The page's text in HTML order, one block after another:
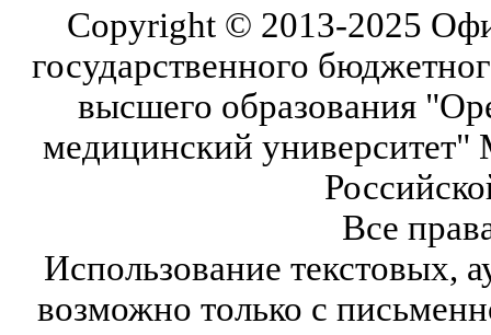
Copyright © 2013-2025
государственного
высшего образования
медицинский университет"
Все
Использование текстовых,
возможно только с